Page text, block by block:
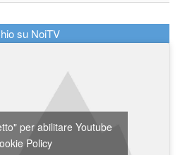
su NoiTV
per abilitare Youtube
Policy